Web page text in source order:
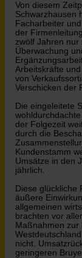
Von diesem
Schwarzhausen
Facharbeiter
der
zwölf Jahren nur
Überwachung
Arbeitskräfte
von
Verschicken der
Die eingeleitete
der Folgezeit
durch die
Kundenstamm
Umsätze in den
jährlich.
Diese glückliche
äußere
allgemeinen
brachten vor
Maßnahmen zur
nicht.
geringeren